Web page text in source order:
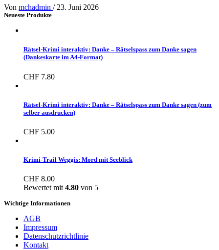
Von mchadmin / 23. Juni 2026
Neueste Produkte
Rätsel-Krimi interaktiv: Danke – Rätselspass zum Danke sagen
(Dankeskarte im A4-Format)
CHF 7.80
Rätsel-Krimi interaktiv: Danke – Rätselspass zum Danke sagen (zum
selber ausdrucken)
CHF 5.00
Krimi-Trail Weggis: Mord mit Seeblick
CHF 8.00
Bewertet mit 4.80 von 5
Wichtige Informationen
AGB
Impressum
Datenschutzrichtlinie
Kontakt